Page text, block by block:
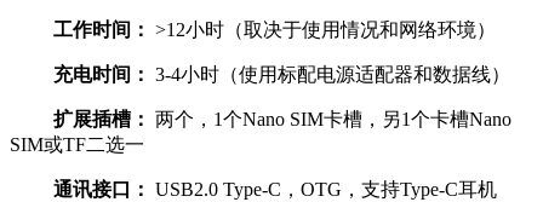
工作时间： >12小时（取决于使用情况和网络环境）
充电时间： 3-4小时（使用标配电源适配器和数据线）
扩展插槽： 两个，1个Nano SIM卡槽，另1个卡槽Nano
SIM或TF二选一
通讯接口： USB2.0 Type-C，OTG，支持Type-C耳机